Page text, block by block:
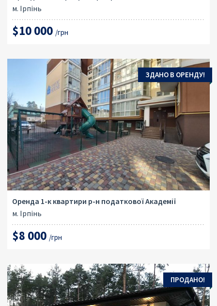
м. Ірпінь
$10 000 /грн
ЗДАНО В ОРЕНДУ!
Оренда 1-к квартири р-н податкової Академії
м. Ірпінь
$8 000 /грн
ПРОДАНО!